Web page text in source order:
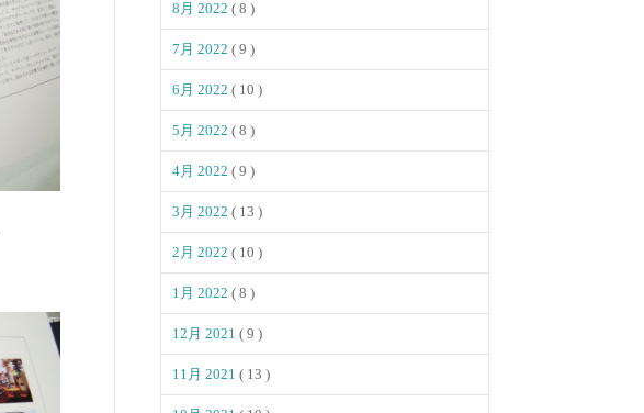
8月 2022 ( 8 )
7月 2022 ( 9 )
6月 2022 ( 10 )
5月 2022 ( 8 )
4月 2022 ( 9 )
3月 2022 ( 13 )
2月 2022 ( 10 )
1月 2022 ( 8 )
12月 2021 ( 9 )
11月 2021 ( 13 )